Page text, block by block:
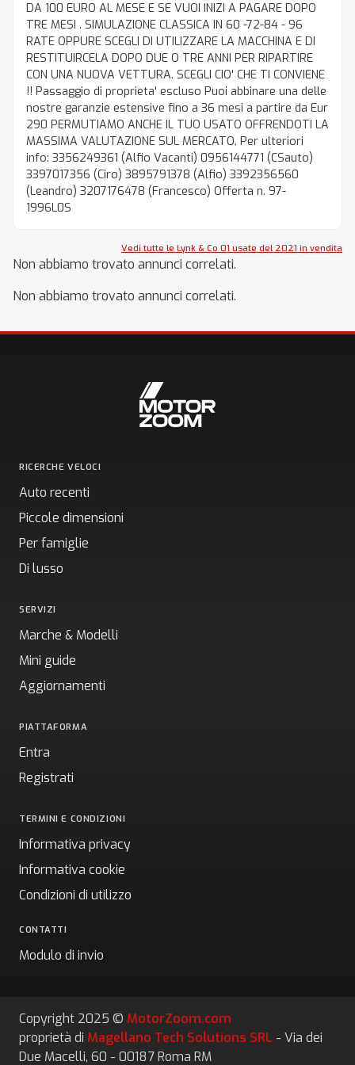
DA 100 EURO AL MESE E SE VUOI INIZI A PAGARE DOPO
TRE MESI . SIMULAZIONE CLASSICA IN 60 -72-84 - 96
RATE OPPURE SCEGLI DI UTILIZZARE LA MACCHINA E DI
RESTITUIRCELA DOPO DUE O TRE ANNI PER RIPARTIRE
CON UNA NUOVA VETTURA. SCEGLI CIO' CHE TI CONVIENE
!! Passaggio di proprieta' escluso Puoi abbinare una delle
nostre garanzie estensive fino a 36 mesi a partire da Eur
290 PERMUTIAMO ANCHE IL TUO USATO OFFRENDOTI LA
MASSIMA VALUTAZIONE SUL MERCATO. Per ulteriori
info: 3356249361 (Alfio Vacanti) 0956144771 (CSauto)
3397017356 (Ciro) 3895791378 (Alfio) 3392356560
(Leandro) 3207176478 (Francesco) Offerta n. 97-
1996L0S
Vedi tutte le Lynk & Co 01 usate del 2021 in vendita
Non abbiamo trovato annunci correlati.
Non abbiamo trovato annunci correlati.
RICERCHE VELOCI
Auto recenti
Piccole dimensioni
Per famiglie
Di lusso
SERVIZI
Marche & Modelli
Mini guide
Aggiornamenti
PIATTAFORMA
Entra
Registrati
TERMINI E CONDIZIONI
Informativa privacy
Informativa cookie
Condizioni di utilizzo
CONTATTI
Modulo di invio
Copyright 2025 © MotorZoom.com
proprietà di Magellano Tech Solutions SRL - Via dei
Due Macelli, 60 - 00187 Roma RM